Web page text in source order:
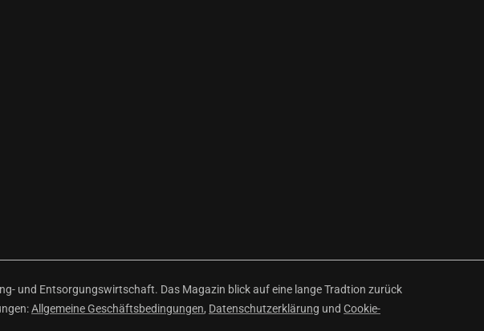
und Entsorgungswirtschaft. Das Magazin blick auf eine lange Tradtion zurück
Allgemeine Geschäftsbedingungen, Datenschutzerklärung und Cookie-